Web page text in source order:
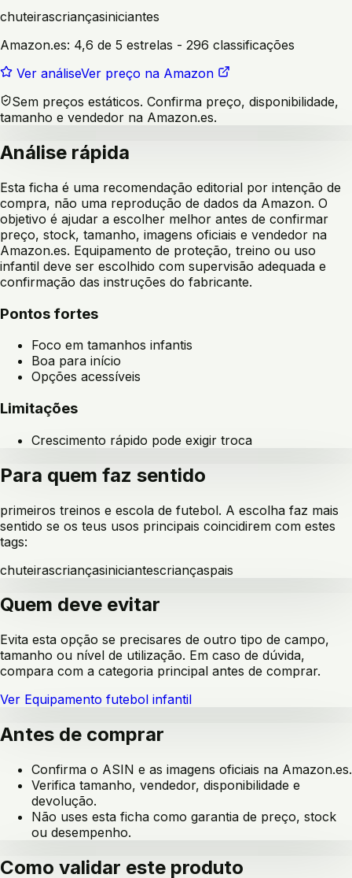
chuteirascriançasiniciantes
Amazon.es: 4,6 de 5 estrelas - 296 classificações
Ver análiseVer preço na Amazon
Sem preços estáticos. Confirma preço, disponibilidade,
tamanho e vendedor na Amazon.es.
Análise rápida
Esta ficha é uma recomendação editorial por intenção de
compra, não uma reprodução de dados da Amazon. O
objetivo é ajudar a escolher melhor antes de confirmar
preço, stock, tamanho, imagens oficiais e vendedor na
Amazon.es. Equipamento de proteção, treino ou uso
infantil deve ser escolhido com supervisão adequada e
confirmação das instruções do fabricante.
Pontos fortes
Foco em tamanhos infantis
Boa para início
Opções acessíveis
Limitações
Crescimento rápido pode exigir troca
Para quem faz sentido
primeiros treinos e escola de futebol. A escolha faz mais
sentido se os teus usos principais coincidirem com estes
tags:
chuteirascriançasiniciantescriançaspais
Quem deve evitar
Evita esta opção se precisares de outro tipo de campo,
tamanho ou nível de utilização. Em caso de dúvida,
compara com a categoria principal antes de comprar.
Ver Equipamento futebol infantil
Antes de comprar
Confirma o ASIN e as imagens oficiais na Amazon.es.
Verifica tamanho, vendedor, disponibilidade e
devolução.
Não uses esta ficha como garantia de preço, stock
ou desempenho.
Como validar este produto